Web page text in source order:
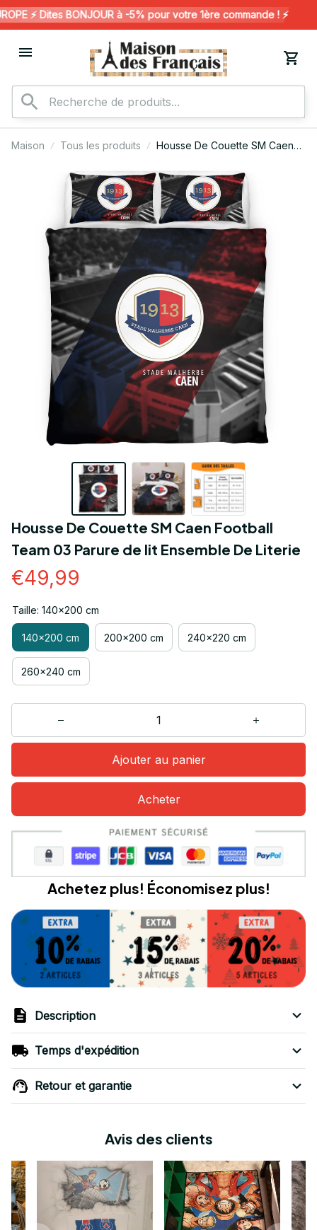
⚡️ Dites BONJOUR à -5% pour votre 1ère commande ! ⚡️
Maison Tous les produits
Housse De Couette SM Caen
Ensemble De Literie
Housse De Couette SM Caen Football
Team 03 Parure de lit Ensemble De Literie
€49,99
Taille: 140x200 cm
140x200 cm 200x200 cm 240x220 cm
260x240 cm
Ajouter au panier
Acheter
Achetez plus! Économisez plus!
Description
Temps d'expédition
Retour et garantie
Avis des clients